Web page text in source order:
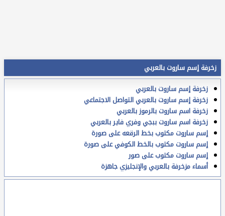
زخرفة إسم ساروت بالعربي
زخرفة إسم ساروت بالعربي
زخرفة إسم ساروت بالعربي التواصل الاجتماعي
زخرفة اسم ساروت بالرموز بالعربي
زخرفة اسم ساروت ببجي وفري فاير بالعربي
إسم ساروت مكتوب بخط الرقعه على صورة
إسم ساروت مكتوب بالخط الكوفي على صورة
إسم ساروت مكتوب على صور
أسماء مزخرفة بالعربي والإنجليزي جاهزة